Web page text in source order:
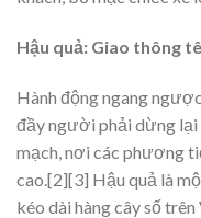
Hậu quả: Giao thông
Hành động ngang
đầy người phải dừng
mạch, nơi các phương
cao.[2][3] Hậu quả là
kéo dài hàng cây số trên